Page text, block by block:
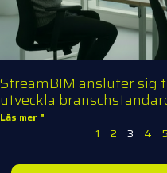
StreamBIM ansluter sig
utveckla
Läs mer "
1 2 3 4 5